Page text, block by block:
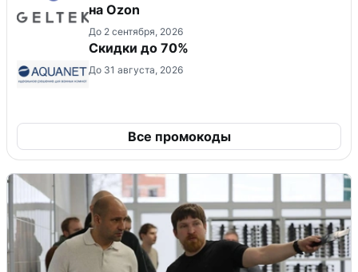
на Ozon
До 2 сентября, 2026
Скидки до 70%
До 31 августа, 2026
Все промокоды